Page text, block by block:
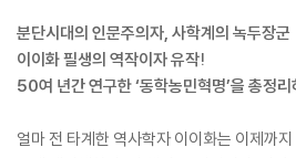
분단시대의 인문주의자, 사학계의 녹두장군
이이화 필생의 역작이자 유작!
50여 년간 연구한 ‘동학농민혁명’을 총정리
얼마 전 타계한 역사학자 이이화는 이제까